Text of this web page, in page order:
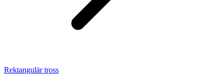
Rektangulär tross